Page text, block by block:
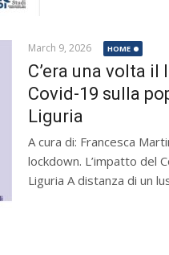
March 9, 2026 HOME
C’era una volta
Covid-19 sulla
Liguria
A cura di: Francesca
lockdown. L’impatto del
Liguria A distanza di un